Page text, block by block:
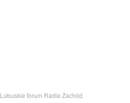
Lubuskie forum Radia Zachód